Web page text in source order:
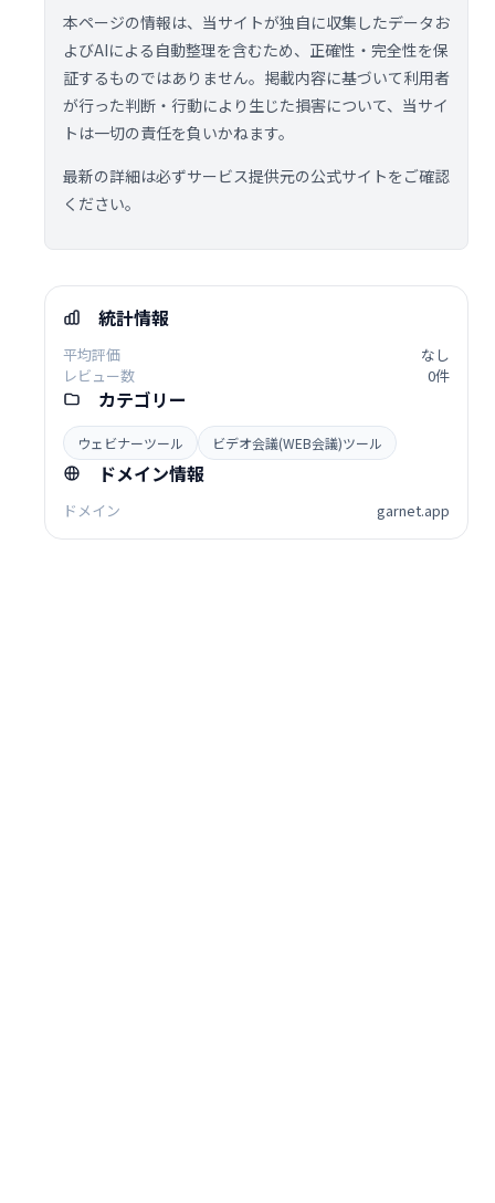
本ページの情報は、当サイトが独自に収集したデータお
よびAIによる自動整理を含むため、正確性・完全性を保
証するものではありません。掲載内容に基づいて利用者
が行った判断・行動により生じた損害について、当サイ
トは一切の責任を負いかねます。
最新の詳細は必ずサービス提供元の公式サイトをご確認
ください。
統計情報
平均評価
なし
レビュー数
0件
カテゴリー
ウェビナーツール ビデオ会議(WEB会議)ツール
ドメイン情報
ドメイン garnet.app